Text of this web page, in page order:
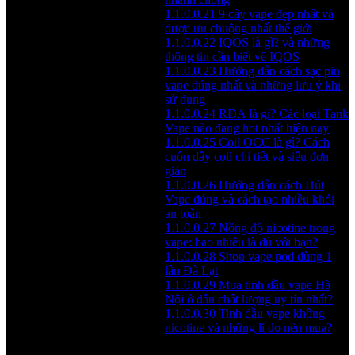
1.1.0.0.21 9 cây vape đẹp nhất và
được ưu chuộng nhất thế giới
1.1.0.0.22 IQOS là gì? và những
thông tin cần biết về IQOS
1.1.0.0.23 Hướng dẫn cách sạc pin
vape đúng nhất và những lưu ý khi
sử dụng
1.1.0.0.24 RDA là gì? Các loại Tank
Vape nào đang hot nhất hiện nay
1.1.0.0.25 Coil OCC là gì? Cách
cuốn dây coil chi tiết và siêu đơn
giản
1.1.0.0.26 Hướng dẫn cách Hút
Vape đúng và cách tạo nhiều khói
an toàn
1.1.0.0.27 Nồng độ nicotine trong
vape: bao nhiêu là đủ với bạn?
1.1.0.0.28 Shop vape pod dùng 1
lần Đà Lạt
1.1.0.0.29 Mua tinh dầu vape Hà
Nội ở đâu chất lượng uy tín nhất?
1.1.0.0.30 Tinh dầu vape không
nicotine và những lí do nên mua?